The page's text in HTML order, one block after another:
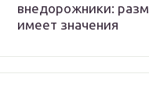
внедорожники:
имеет значения